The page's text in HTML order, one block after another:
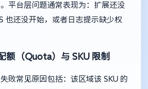
平台层问题通常表现为：扩展还没
也还没开始，或者日志提示缺少权
额（Quota）与 SKU 限制
败常见原因包括：该区域该 SKU 的